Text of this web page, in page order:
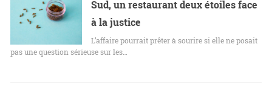
Sud, un restaurant deux étoiles face
à la justice
L’affaire pourrait prêter à sourire si elle ne posait
pas une question sérieuse sur les…